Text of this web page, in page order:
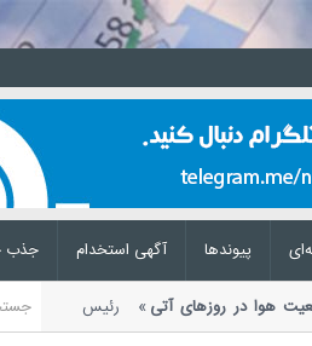
جذب آگهی استخدام پیوند‌ها
هوا در روزهای آتی
رئیس مرکز ملی